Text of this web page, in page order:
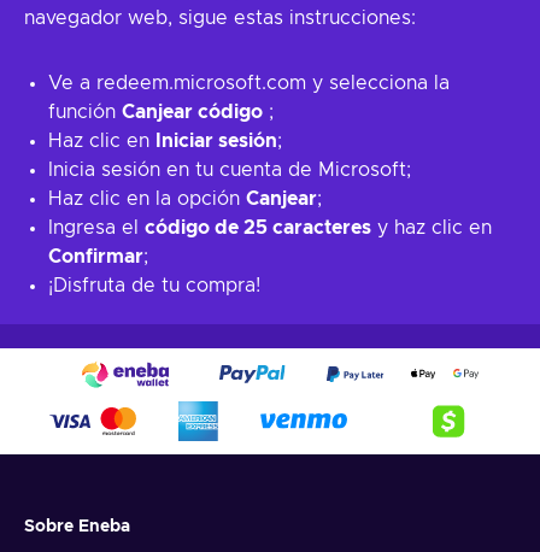
navegador web, sigue estas instrucciones:
Ve a redeem.microsoft.com y selecciona la
función Canjear código ;
Haz clic en
Iniciar sesión;
Inicia sesión en tu cuenta de Microsoft;
Haz clic en la opción Canjear;
Ingresa el código de 25 caracteres y haz clic en
Confirmar;
¡Disfruta de tu compra!
Sobre Eneba